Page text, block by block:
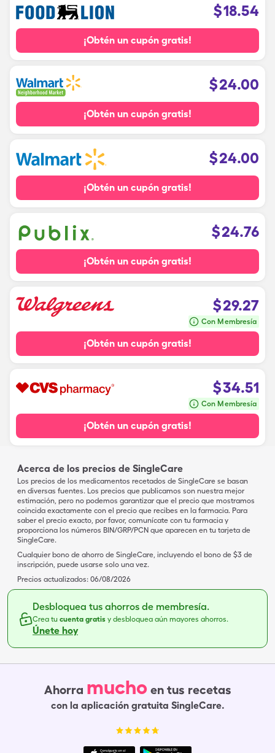
$18.54
¡Obtén un cupón gratis!
$24.00
¡Obtén un cupón gratis!
$24.00
¡Obtén un cupón gratis!
$24.76
¡Obtén un cupón gratis!
$29.27
Con Membresía
¡Obtén un cupón gratis!
$34.51
Con Membresía
¡Obtén un cupón gratis!
Acerca de los precios de SingleCare
Los precios de los medicamentos recetados de SingleCare se basan
en diversas fuentes. Los precios que publicamos son nuestra mejor
estimación, pero no podemos garantizar que el precio que mostramos
coincida exactamente con el precio que recibes en la farmacia. Para
saber el precio exacto, por favor, comunícate con tu farmacia y
proporciona los números BIN/GRP/PCN que aparecen en tu tarjeta de
SingleCare.
Cualquier bono de ahorro de SingleCare, incluyendo el bono de $3 de
inscripción, puede usarse solo una vez.
Precios actualizados: 06/08/2026
Desbloquea tus ahorros de membresía.
Crea tu cuenta gratis y desbloquea aún mayores ahorros.
Únete hoy
Ahorra mucho en tus recetas
con la aplicación gratuita SingleCare.